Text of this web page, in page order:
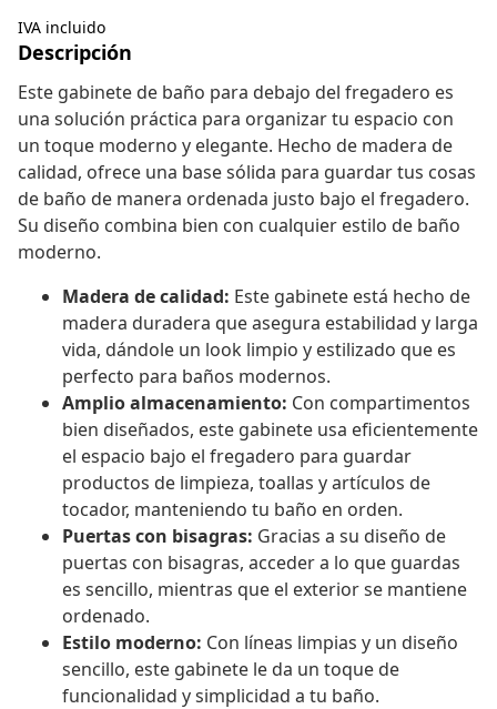
IVA incluido
Descripción
Este gabinete de baño para debajo del fregadero es
una solución práctica para organizar tu espacio con
un toque moderno y elegante. Hecho de madera de
calidad, ofrece una base sólida para guardar tus cosas
de baño de manera ordenada justo bajo el fregadero.
Su diseño combina bien con cualquier estilo de baño
moderno.
Madera de calidad: Este gabinete está hecho de
madera duradera que asegura estabilidad y larga
vida, dándole un look limpio y estilizado que es
perfecto para baños modernos.
Amplio almacenamiento: Con compartimentos
bien diseñados, este gabinete usa eficientemente
el espacio bajo el fregadero para guardar
productos de limpieza, toallas y artículos de
tocador, manteniendo tu baño en orden.
Puertas con bisagras: Gracias a su diseño de
puertas con bisagras, acceder a lo que guardas
es sencillo, mientras que el exterior se mantiene
ordenado.
Estilo moderno: Con líneas limpias y un diseño
sencillo, este gabinete le da un toque de
funcionalidad y simplicidad a tu baño.